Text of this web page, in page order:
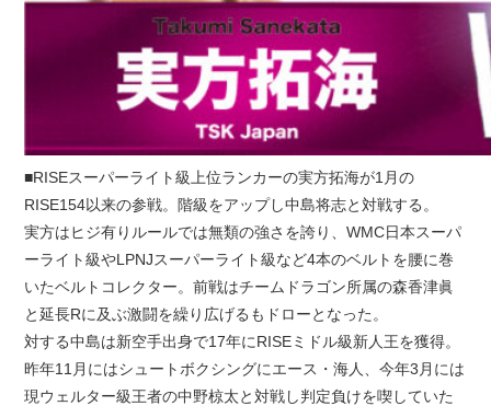
■RISEスーパーライト級上位ランカーの実方拓海が1月の
RISE154以来の参戦。階級をアップし中島将志と対戦する。
実方はヒジ有りルールでは無類の強さを誇り、WMC日本スーパ
ーライト級やLPNJスーパーライト級など4本のベルトを腰に巻
いたベルトコレクター。前戦はチームドラゴン所属の森香津眞
と延長Rに及ぶ激闘を繰り広げるもドローとなった。
対する中島は新空手出身で17年にRISEミドル級新人王を獲得。
昨年11月にはシュートボクシングにエース・海人、今年3月には
現ウェルター級王者の中野椋太と対戦し判定負けを喫していた